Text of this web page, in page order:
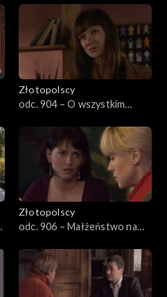
Złotopolscy
odc. 904 – O wszystkim
Złotopolscy
odc. 906 – Małżeństwo na